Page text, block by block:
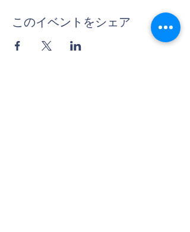
このイベントをシェア